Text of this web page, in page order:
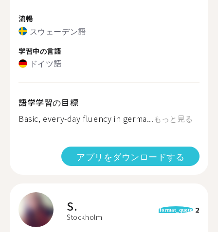
流暢
スウェーデン語
学習中の言語
ドイツ語
語学学習の目標
Basic, every-day fluency in germa... もっと見る
アプリをダウンロードする
S.
Stockholm
format_quote 2